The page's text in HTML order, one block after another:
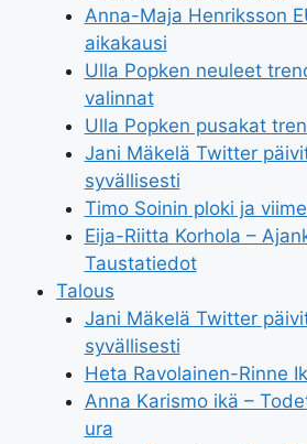
Anna-Maja Henriksson
aikakausi
Ulla Popken neuleet
valinnat
Ulla Popken pusakat
Jani Mäkelä Twitter
syvällisesti
Timo Soinin ploki ja
Eija-Riitta Korhola –
Taustatiedot
Talous
Jani Mäkelä Twitter
syvällisesti
Heta Ravolainen-Rinne
Anna Karismo ikä –
ura